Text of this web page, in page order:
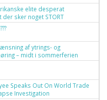
elite desperat
sker noget STORT
af ytrings- og
– midt i sommerferien
Speaks Out On World Trade
Investigation